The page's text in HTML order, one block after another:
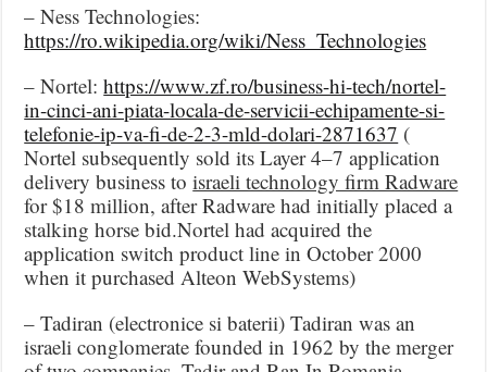
– Ness Technologies:
https://ro.wikipedia.org/wiki/Ness_Technologies
– Nortel:https://www.zf.ro/business-hi-tech/nortel-
in-cinci-ani-piata-locala-de-servicii-echipamente-si-
telefonie-ip-va-fi-de-2-3-mld-dolari-2871637 (
Nortel subsequently sold its Layer 4–7 application
delivery business toisraeli technology firm Radware
for $18 million, after Radware had initially placed a
stalking horse bid.Nortel had acquired the
application switch product line in October 2000
when it purchased Alteon WebSystems)
– Tadiran (electronice si baterii) Tadiran was an
israeli conglomerate founded in 1962 by the merger